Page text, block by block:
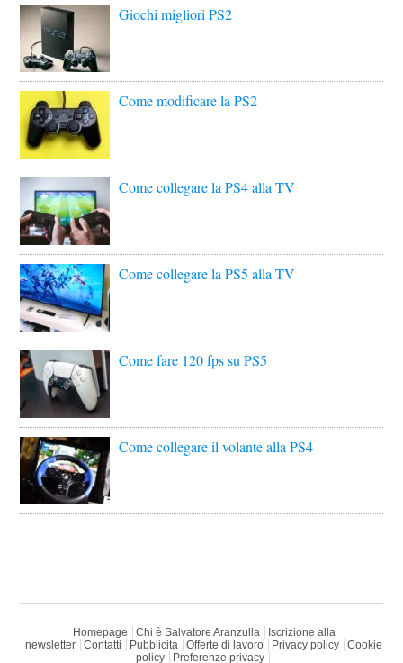
Giochi migliori PS2
Come modificare la PS2
Come collegare la PS4 alla TV
Come collegare la PS5 alla TV
Come fare 120 fps su PS5
Come collegare il volante alla PS4
Homepage Chi è Salvatore Aranzulla
Iscrizione alla
newsletter
Contatti Pubblicità Offerte di lavoro Privacy policy
Cookie
policy
Preferenze privacy